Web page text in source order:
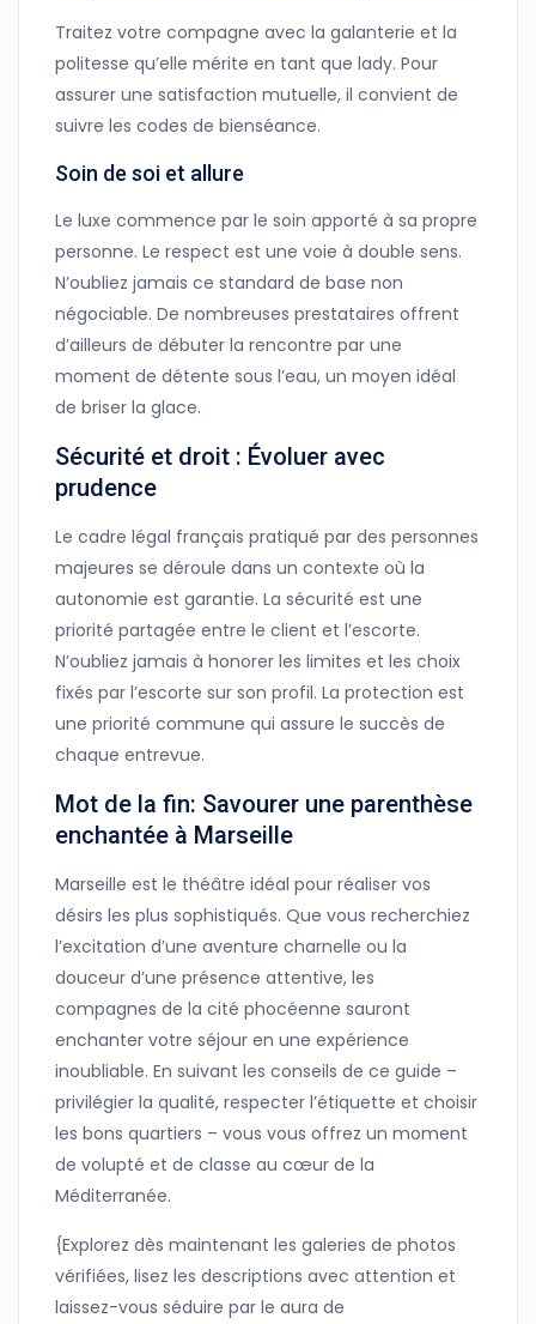
Traitez votre compagne avec la galanterie et la
politesse qu’elle mérite en tant que lady. Pour
assurer une satisfaction mutuelle, il convient de
suivre les codes de bienséance.
Soin de soi et allure
Le luxe commence par le soin apporté à sa propre
personne. Le respect est une voie à double sens.
N’oubliez jamais ce standard de base non
négociable. De nombreuses prestataires offrent
d’ailleurs de débuter la rencontre par une
moment de détente sous l’eau, un moyen idéal
de briser la glace.
Sécurité et droit : Évoluer avec
prudence
Le cadre légal français pratiqué par des personnes
majeures se déroule dans un contexte où la
autonomie est garantie. La sécurité est une
priorité partagée entre le client et l’escorte.
N’oubliez jamais à honorer les limites et les choix
fixés par l’escorte sur son profil. La protection est
une priorité commune qui assure le succès de
chaque entrevue.
Mot de la fin: Savourer une parenthèse
enchantée à Marseille
Marseille est le théâtre idéal pour réaliser vos
désirs les plus sophistiqués. Que vous recherchiez
l’excitation d’une aventure charnelle ou la
douceur d’une présence attentive, les
compagnes de la cité phocéenne sauront
enchanter votre séjour en une expérience
inoubliable. En suivant les conseils de ce guide –
privilégier la qualité, respecter l’étiquette et choisir
les bons quartiers – vous vous offrez un moment
de volupté et de classe au cœur de la
Méditerranée.
{Explorez dès maintenant les galeries de photos
vérifiées, lisez les descriptions avec attention et
laissez-vous séduire par le aura de